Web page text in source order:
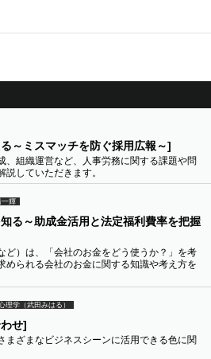
～ミスマッチを防ぐ採用広報～]
、組織運営など、人事労務に関する課題や問
していただきます。
一輝
る～助成金活用と法定福利費率を把握
ど）は、「会社のお金をどう使うか？」を考
められる会社のお金に関する知識や考え方を
理学（武田みはる）
せ]
まざまなビジネスシーンに活用できる色に関